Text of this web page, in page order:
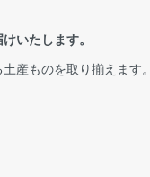
いたします。
産ものを取り揃えます